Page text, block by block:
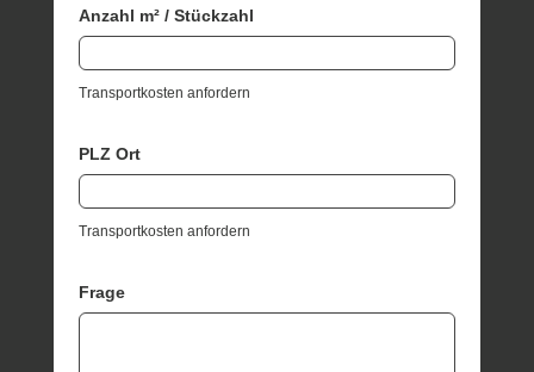
Anzahl m² / Stückzahl
Transportkosten anfordern
PLZ Ort
Transportkosten anfordern
Frage